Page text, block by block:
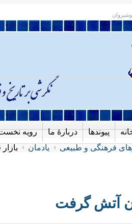
رویه دربارهٔ ما پیوندها
فرهنگی و طبیعی یادمان
آتش گرفت